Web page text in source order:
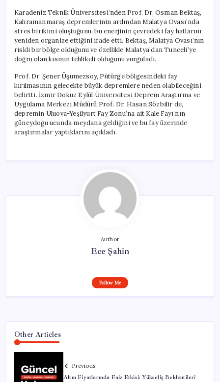
Karadeniz Teknik Üniversitesi’nden Prof. Dr. Osman Bektaş,
Kahramanmaraş depremlerinin ardından Malatya Ovası’nda
stres birikimi oluştuğunu, bu enerjinin çevredeki fay hatlarını
yeniden organize ettiğini ifade etti. Bektaş, Malatya Ovası’nın
riskli bir bölge olduğunu ve özellikle Malatya’dan Tunceli’ye
doğru olan kısmın tehlikeli olduğunu vurguladı.
Prof. Dr. Şener Üşümezsoy, Pütürge bölgesindeki fay
kırılmasının gelecekte büyük depremlere neden olabileceğini
belirtti. İzmir Dokuz Eylül Üniversitesi Deprem Araştırma ve
Uygulama Merkezi Müdürü Prof. Dr. Hasan Sözbilir de,
depremin Uluova-Yeşilyurt Fay Zonu’na ait Kale Fayı’nın
güneydoğu ucunda meydana geldiğini ve bu fay üzerinde
araştırmalar yaptıklarını açıkladı.
Author
Ece Şahin
Follow Me
Other Articles
Previous
Altın Fiyatlarında Faiz Etkisi: Yükseliş Beklentileri